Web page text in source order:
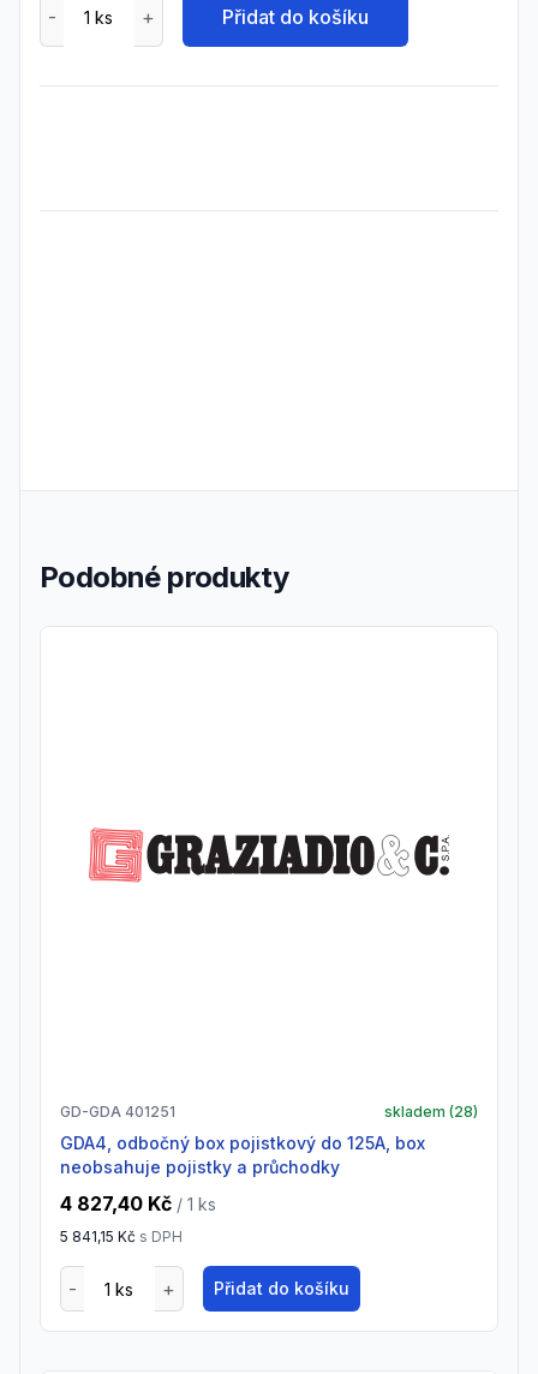
Přidat do košíku
Podobné produkty
GD-GDA 401251 skladem (28)
GDA4, odbočný box pojistkový do 125A, box
neobsahuje pojistky a průchodky
4 827,40 Kč / 1 ks
5 841,15 Kč s DPH
Přidat do košíku